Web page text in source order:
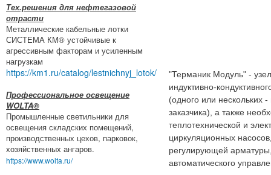
Тех.решения для нефтегазовой
отрасти
Металлические кабельные лотки
СИСТЕМА КМ® устойчивые к
агрессивным факторам и усиленным
нагрузкам
https://km1.ru/catalog/lestnichnyj_lotok/
Профессиональное освещение
WOLTA®
Промышленные светильники для
освещения складских помещений,
производственных цехов, парковок,
хозяйственных ангаров.
https://www.wolta.ru/
"Терманик Модуль" -
индуктивно-
(одного или нескольких
заказчика), а также
теплотехнической и
циркуляционных
регулирующей
автоматического